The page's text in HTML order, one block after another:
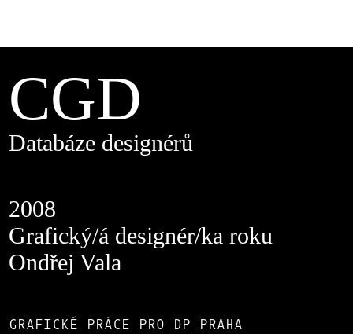
CGD
Databáze designérů
2008
Grafický/á designér/ka roku
Ondřej Vala
GRAFICKÉ PRÁCE PRO DP PRAHA